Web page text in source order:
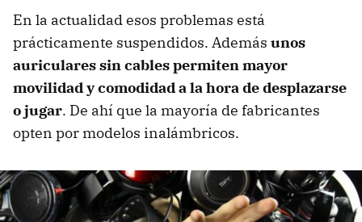
En la actualidad esos problemas está
prácticamente suspendidos. Además unos
auriculares sin cables permiten mayor
movilidad y comodidad a la hora de desplazarse
o jugar. De ahí que la mayoría de fabricantes
opten por modelos inalámbricos.